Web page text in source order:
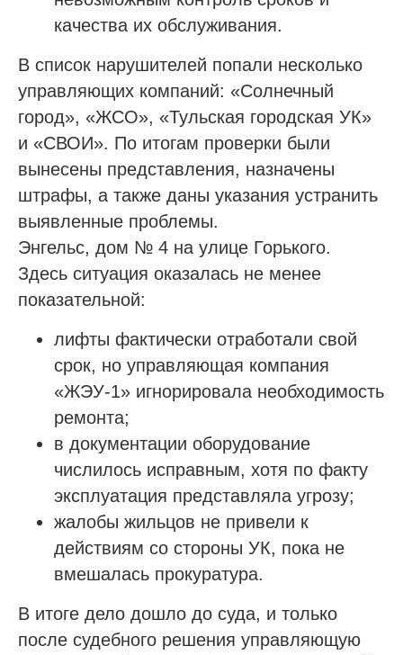
качества их обслуживания.
В список нарушителей попали несколько
управляющих компаний: «Солнечный
город», «ЖСО», «Тульская городская УК»
и «СВОИ». По итогам проверки были
вынесены представления, назначены
штрафы, а также даны указания устранить
выявленные проблемы.
Энгельс, дом № 4 на улице Горького.
Здесь ситуация оказалась не менее
показательной:
лифты фактически отработали свой
срок, но управляющая компания
«ЖЭУ-1» игнорировала необходимость
ремонта;
в документации оборудование
числилось исправным, хотя по факту
эксплуатация представляла угрозу;
жалобы жильцов не привели к
действиям со стороны УК, пока не
вмешалась прокуратура.
В итоге дело дошло до суда, и только
после судебного решения управляющую